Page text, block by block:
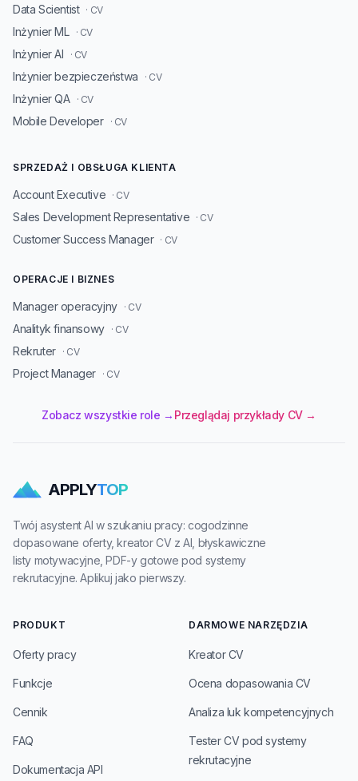
Data Scientist · CV
Inżynier ML · CV
Inżynier AI · CV
Inżynier bezpieczeństwa · CV
Inżynier QA · CV
Mobile Developer · CV
SPRZEDAŻ I OBSŁUGA KLIENTA
Account Executive · CV
Sales Development Representative · CV
Customer Success Manager · CV
OPERACJE I BIZNES
Manager operacyjny · CV
Analityk finansowy · CV
Rekruter · CV
Project Manager · CV
Zobacz wszystkie role → Przeglądaj przykłady CV →
APPLYTOP
Twój asystent AI w szukaniu pracy: cogodzinne
dopasowane oferty, kreator CV z AI, błyskawiczne
listy motywacyjne, PDF-y gotowe pod systemy
rekrutacyjne. Aplikuj jako pierwszy.
PRODUKT
Oferty pracy
Funkcje
Cennik
FAQ
Dokumentacja API
DARMOWE NARZĘDZIA
Kreator CV
Ocena dopasowania CV
Analiza luk kompetencyjnych
Tester CV pod systemy
rekrutacyjne